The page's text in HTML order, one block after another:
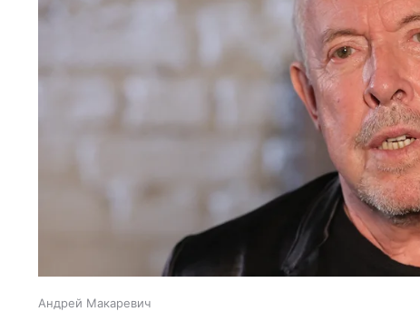
Андрей Макаревич